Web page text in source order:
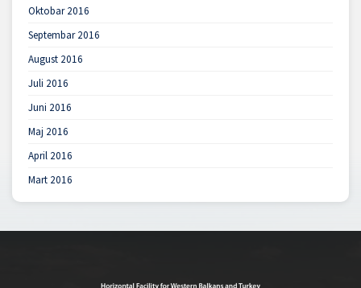
Oktobar 2016
Septembar 2016
August 2016
Juli 2016
Juni 2016
Maj 2016
April 2016
Mart 2016